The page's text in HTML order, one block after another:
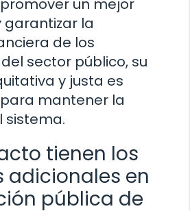
un mejor
la
de los
sector público, su
y justa es
mantener la
sistema.
tienen los
adicionales en
pública de